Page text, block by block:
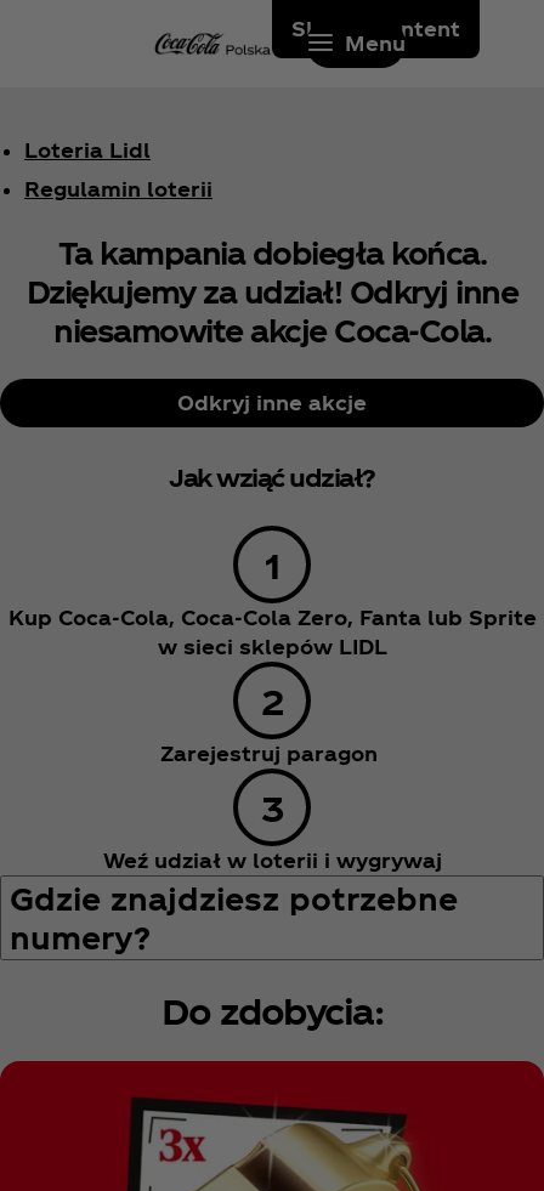
Skip to content
Menu
Loteria Lidl
Regulamin loterii
Ta kampania dobiegła końca.
Dziękujemy za udział! Odkryj inne
niesamowite akcje Coca‑Cola.
Odkryj inne akcje
Jak wziąć udział?
Kup Coca‑Cola, Coca‑Cola Zero, Fanta lub Sprite
w sieci sklepów LIDL
Zarejestruj paragon
Weź udział w loterii i wygrywaj
Gdzie znajdziesz potrzebne
numery?
Do zdobycia: